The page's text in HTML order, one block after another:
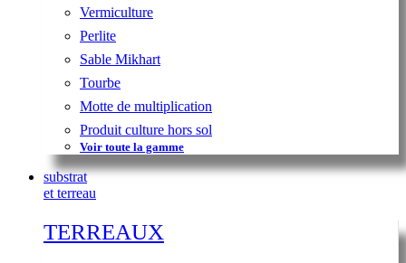
Vermiculture
Perlite
Sable Mikhart
Tourbe
Motte de multiplication
Produit culture hors sol
Voir toute la gamme
substrat
et terreau
TERREAUX